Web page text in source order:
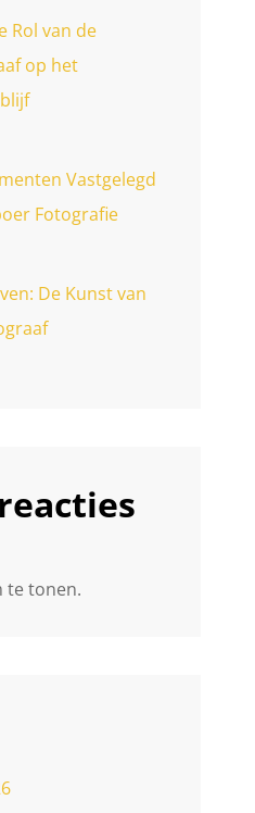
Rol van de
op het
Vastgelegd
Fotografie
De Kunst van
te tonen.